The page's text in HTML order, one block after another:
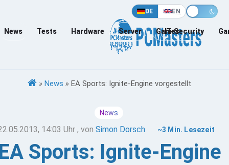
DE EN
News Tests Hardware Server Games
IT-Security
» News » EA Sports: Ignite-Engine vorgestellt
News
14:03 Uhr , von Simon Dorsch ~3 Min. Lesezeit
Sports: Ignite-Engine